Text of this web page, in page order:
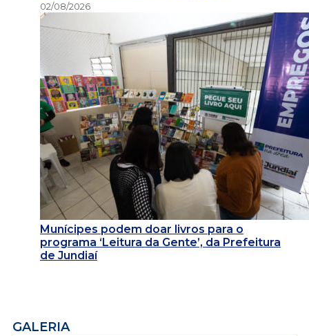
02/08/2026
Munícipes podem doar livros para o
programa ‘Leitura da Gente’, da Prefeitura
de Jundiaí
GALERIA